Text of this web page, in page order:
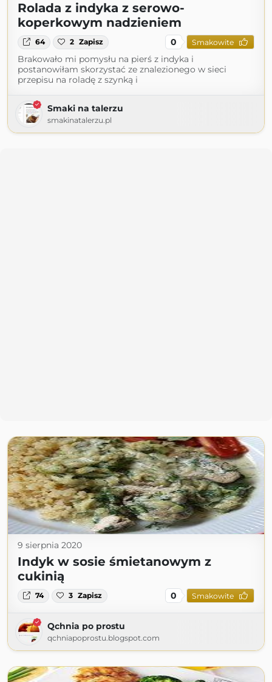
Rolada z indyka z serowo-
koperkowym nadzieniem
64 2 Zapisz 0 Smakowite
Brakowało mi pomysłu na pierś z indyka i
postanowiłam skorzystać ze znalezionego w sieci
przepisu na roladę z szynką i
Smaki na talerzu
smakinatalerzu.pl
9 sierpnia 2020
Indyk w sosie śmietanowym z
cukinią
74 3 Zapisz 0 Smakowite
Qchnia po prostu
qchniapoprostu.blogspot.com